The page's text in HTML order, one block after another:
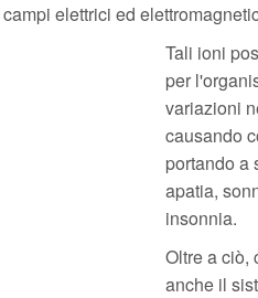
elettrici ed
Tali ioni
per
variazioni
causando
portando a
apatia,
insonnia.
Oltre a ciò,
anche il